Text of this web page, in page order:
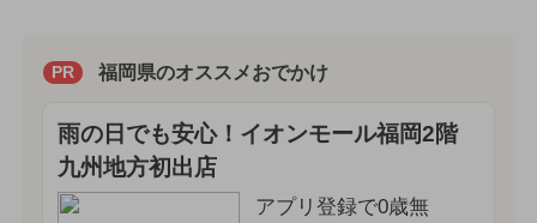
PR 福岡県のオススメおでかけ
雨の日でも安心！イオンモール福岡2階
九州地方初出店
アプリ登録で0歳無